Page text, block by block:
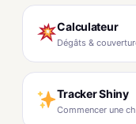
Calculateur
Dégâts &
Tracker Shiny
Commencer une